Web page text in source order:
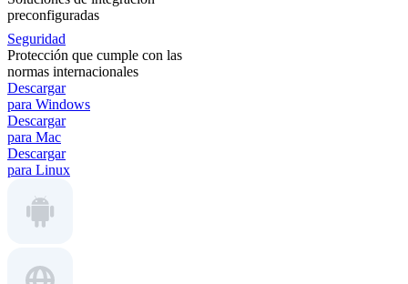
preconfiguradas
Seguridad
Protección que cumple con las
normas internacionales
Descargar
para Windows
Descargar
para Mac
Descargar
para Linux